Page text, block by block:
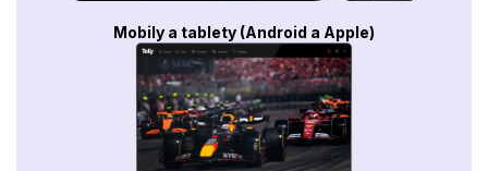
Mobily a tablety (Android a Apple)